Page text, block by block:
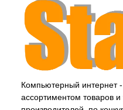
Компьютерный интернет
ассортиментом товаров и